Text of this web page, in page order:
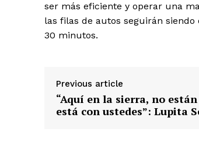
ser más eficiente y operar una
las filas de autos seguirán
30 minutos.
Previous article
“Aquí en la sierra, no
está con ustedes”: Lupita